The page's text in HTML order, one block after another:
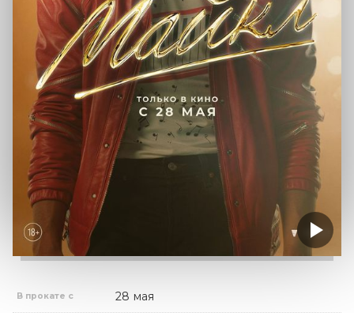
В прокате с 28 мая